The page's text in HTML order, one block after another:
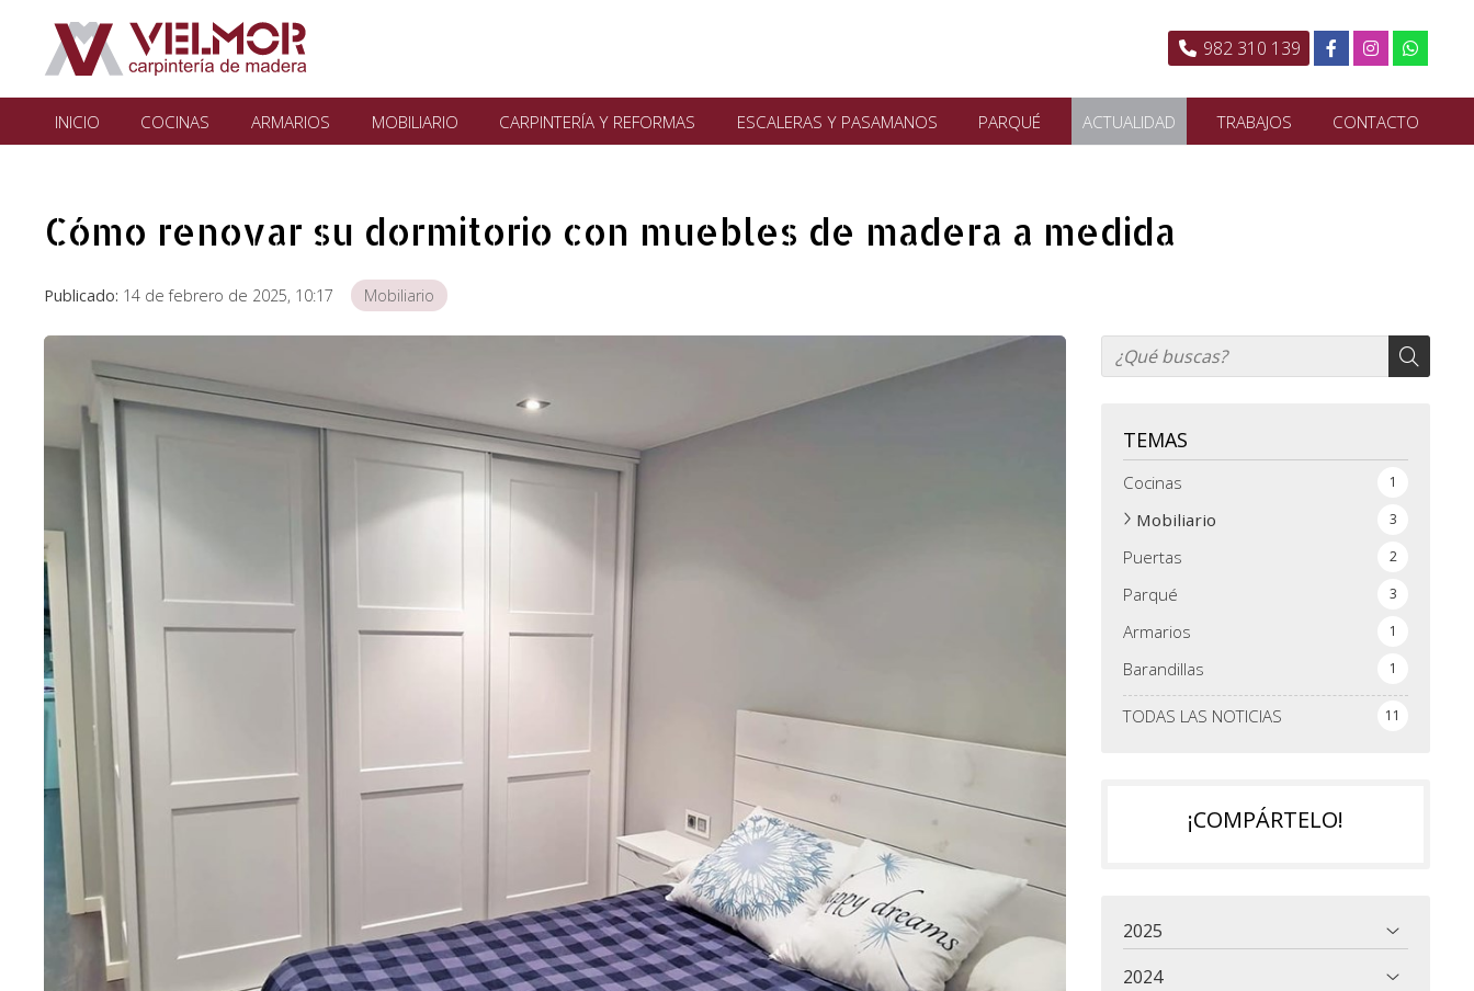
982 310 139
INICIO COCINAS ARMARIOS MOBILIARIO CARPINTERÍA Y REFORMAS ESCALERAS Y PASAMANOS PARQUÉ ACTUALIDAD TRABAJOS CONTACTO
Cómo renovar su dormitorio con muebles de madera a medida
Publicado: 14 de febrero de 2025, 10:17 Mobiliario
TEMAS
TODAS LAS NOTICIAS 11
Cocinas 1
Mobiliario 3
Puertas 2
Parqué 3
Armarios 1
Barandillas 1
¡COMPÁRTELO!
2025
2024